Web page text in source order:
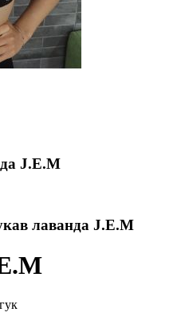
J.E.M
лаванда J.E.M